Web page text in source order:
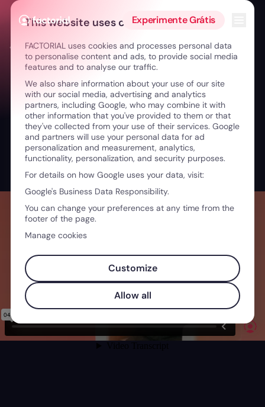
Ir para o conteúdo
Experimente Grátis
← Criatividade sem hierarquia: como crescer em liberdade
This website uses cookies
FACTORIAL uses cookies and processes personal data
to personalise content and ads, to provide social media
features and to analyse our traffic.
We also share information about your use of our site
with our social media, advertising and analytics
partners, including Google, who may combine it with
other information that you've provided to them or that
they've collected from your use of their services. Google
and partners will use your personal data for ad
personalization and measurement, analytics,
functionality, personalization, and security purposes.
For details on how Google uses your data, visit:
Google's Business Data Responsibility.
You can change your preferences at any time from the
footer of the page.
Manage cookies
Customize
Allow all